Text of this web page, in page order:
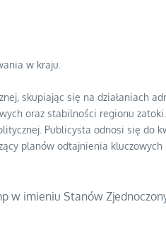
w kraju.
skupiając się na działaniach
oraz stabilności regionu
Publicysta odnosi się
planów odtajnienia
w imieniu Stanów